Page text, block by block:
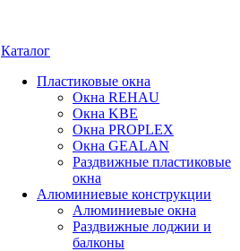
Каталог
Пластиковые окна
Окна REHAU
Окна KBE
Окна PROPLEX
Окна GEALAN
Раздвижные пластиковые
окна
Алюминиевые конструкции
Алюминиевые окна
Раздвижные лоджии и
балконы